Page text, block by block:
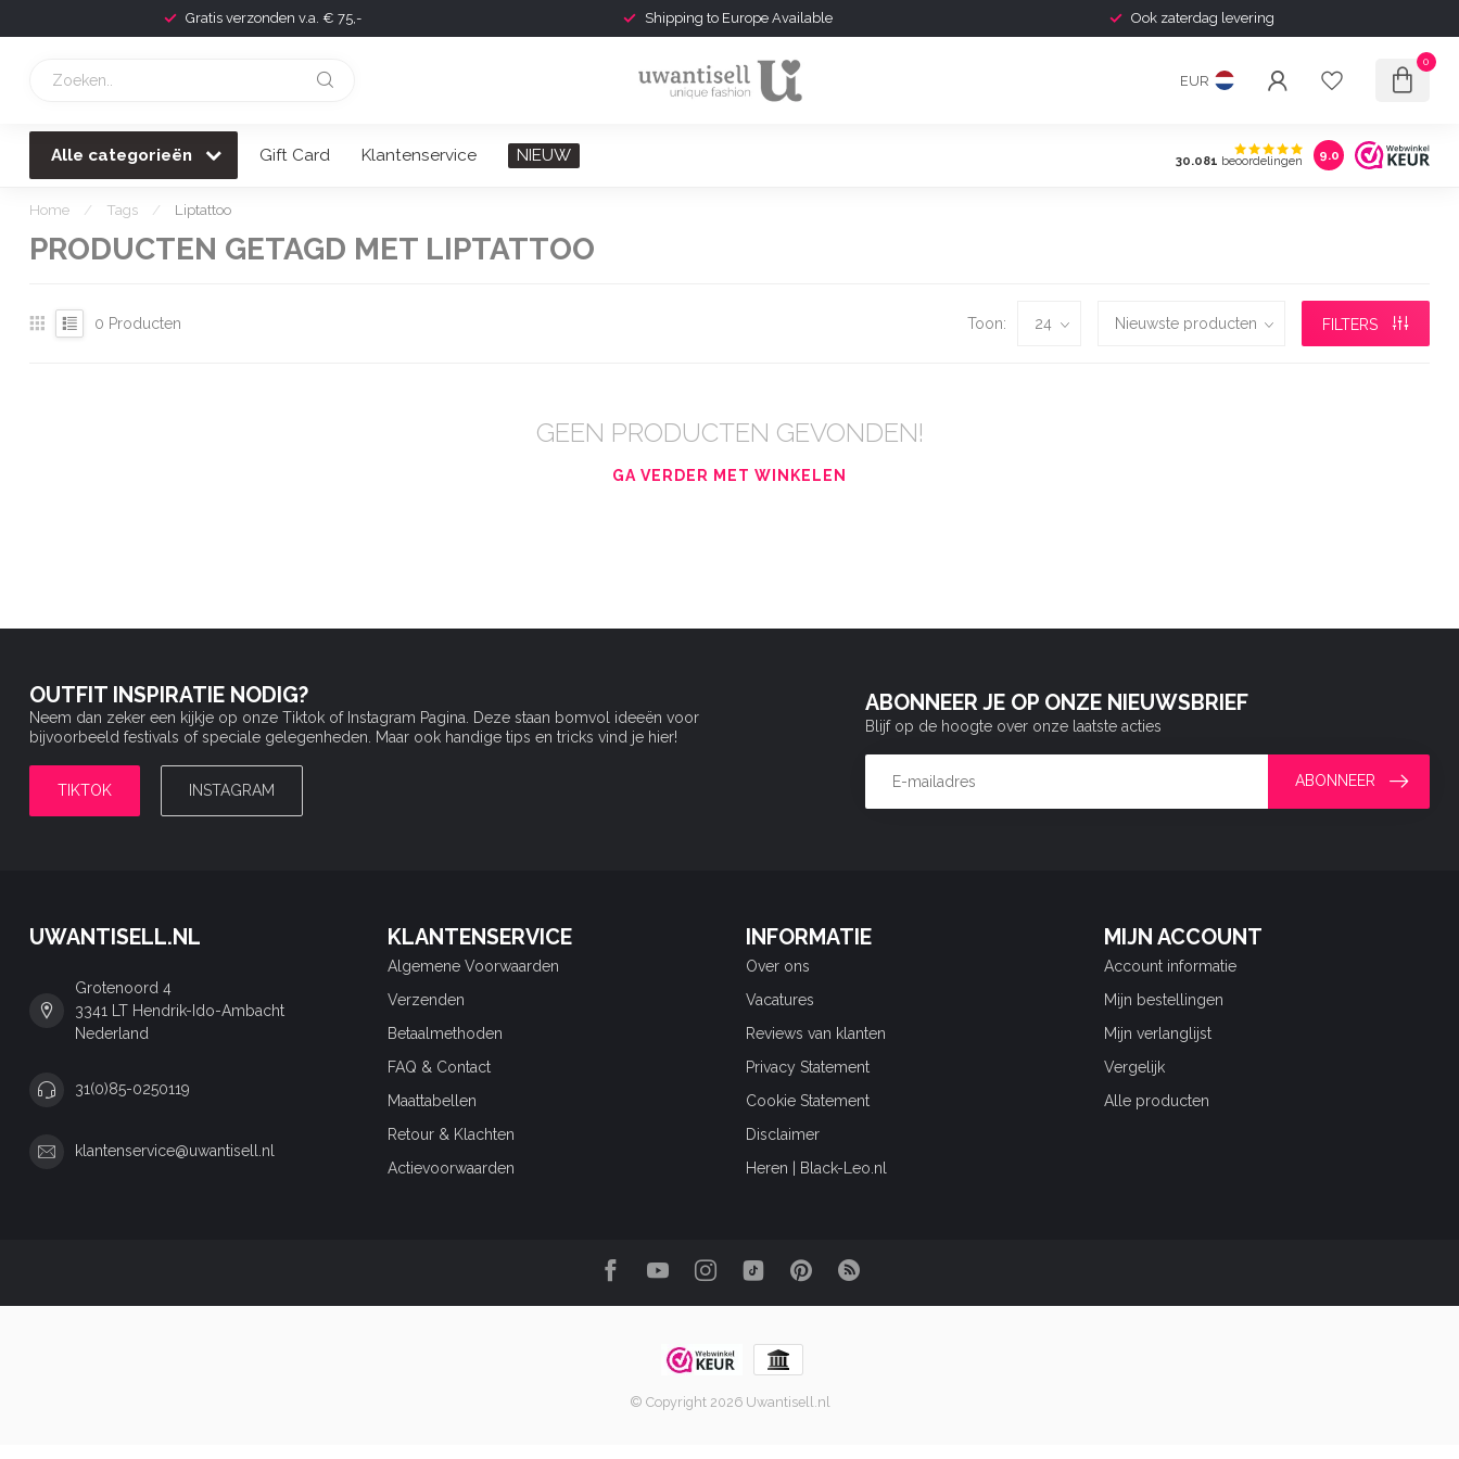
Gratis verzonden v.a. € 75,- Shipping to Europe Available Ook zaterdag levering
EUR
0
Alle categorieën Gift Card Klantenservice NIEUW 30.081 beoordelingen 9.0
Home / Tags / Liptattoo
PRODUCTEN GETAGD MET LIPTATTOO
0 Producten Toon: FILTERS
GEEN PRODUCTEN GEVONDEN!
GA VERDER MET WINKELEN
OUTFIT INSPIRATIE NODIG?
Neem dan zeker een kijkje op onze Tiktok of Instagram Pagina. Deze staan bomvol ideeën voor
bijvoorbeeld festivals of speciale gelegenheden. Maar ook handige tips en tricks vind je hier!
TIKTOK INSTAGRAM
ABONNEER JE OP ONZE NIEUWSBRIEF
Blijf op de hoogte over onze laatste acties
ABONNEER
UWANTISELL.NL
Grotenoord 4
3341 LT Hendrik-Ido-Ambacht
Nederland
31(0)85-0250119
klantenservice@uwantisell.nl
KLANTENSERVICE
Algemene Voorwaarden
Verzenden
Betaalmethoden
FAQ & Contact
Maattabellen
Retour & Klachten
Actievoorwaarden
INFORMATIE
Over ons
Vacatures
Reviews van klanten
Privacy Statement
Cookie Statement
Disclaimer
Heren | Black-Leo.nl
MIJN ACCOUNT
Account informatie
Mijn bestellingen
Mijn verlanglijst
Vergelijk
Alle producten
© Copyright 2026 Uwantisell.nl